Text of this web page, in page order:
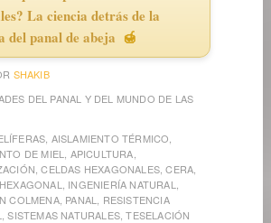
La ciencia detrás de la
del panal de abeja
SHAKIB
DEL PANAL Y DEL MUNDO DE LAS
AISLAMIENTO TÉRMICO
DE MIEL
APICULTURA
,CELDAS HEXAGONALES ,CERA
INGENIERÍA NATURAL
COLMENA, PANAL
RESISTENCIA
,SISTEMAS NATURALES ,TESELACIÓN